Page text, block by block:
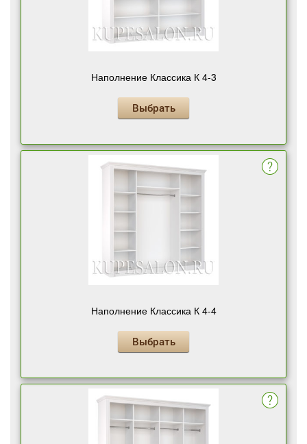
Наполнение Классика К 4-3
Выбрать
Наполнение Классика К 4-4
Выбрать